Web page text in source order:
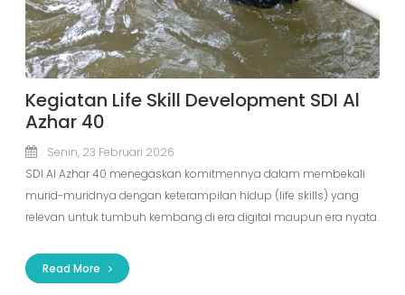
Kegiatan Life Skill Development SDI Al
Azhar 40
Senin, 23 Februari 2026
SDI Al Azhar 40 menegaskan komitmennya dalam membekali
murid-muridnya dengan keterampilan hidup (life skills) yang
relevan untuk tumbuh kembang di era digital maupun era nyata.
Read More